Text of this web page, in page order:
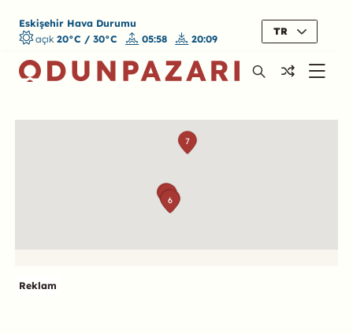
Eskişehir Hava Durumu
açık 20°C / 30°C 05:58 20:09
TR
123
4
5
6
7
Reklam